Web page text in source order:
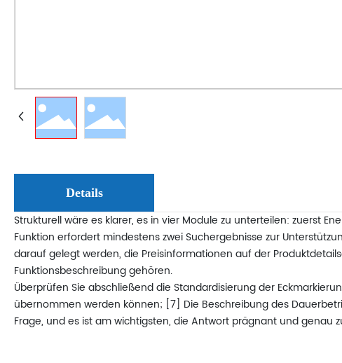
Details
Strukturell wäre es klarer, es in vier Module zu unterteilen: zuerst
Funktion erfordert mindestens zwei Suchergebnisse zur
darauf gelegt werden, die Preisinformationen auf der
Funktionsbeschreibung gehören.
Überprüfen Sie abschließend die Standardisierung der
übernommen werden können; [7] Die Beschreibung des
Frage, und es ist am wichtigsten, die Antwort prägnant und genau